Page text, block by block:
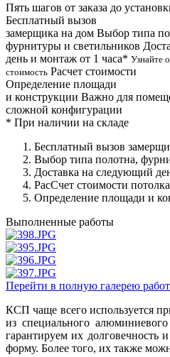
Пять шагов от заказа до
Бесплатный вызов
замерщика на дом Выбор типа
фурнитуры и светильников
день и монтаж от 1 часа* Узнайте
стоимость Расчет стоимости
Определение площади
и конструкции Важно для
сложной конфигурации
* При наличии на складе
Бесплатный вызов
Выбор типа полотна,
Доставка на следующий
РасСчет стоимости потолка
Определение площади и
Выполненные работы
Перейти в полную галерею работ
КСП чаще всего используется
из специального
гарантируем их долговечность
форму. Более того, их также